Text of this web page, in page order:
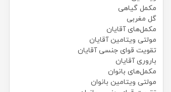
مکمل گیاهی
گل مغربی
مکمل‌های آقایان
مولتی ویتامین آقایان
تقویت قوای جنسی آقایان
باروری آقایان
مکمل‌های بانوان
مولتی ویتامین بانوان